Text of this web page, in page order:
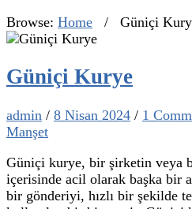
Browse: Home / Güniçi
Güniçi Kurye
admin / 8 Nisan 2024 / 1
Manşet
Güniçi kurye, bir şirketin veya
içerisinde acil olarak başka bir
bir gönderiyi, hızlı bir şekilde